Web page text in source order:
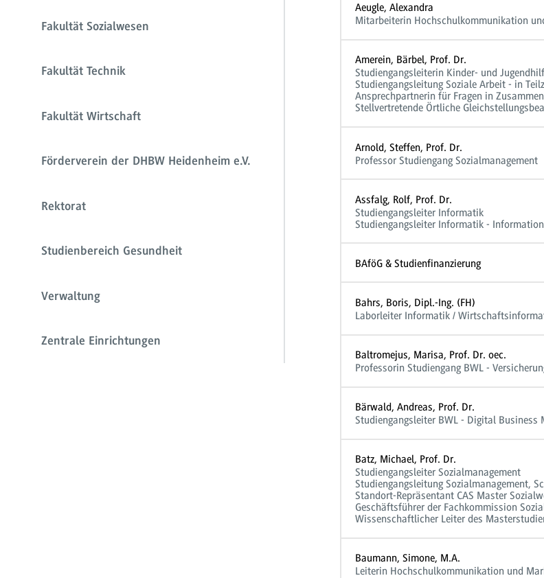
Fakultät Sozialwesen
Fakultät Technik
Fakultät Wirtschaft
Förderverein der DHBW Heidenheim e.V.
Rektorat
Studienbereich Gesundheit
Verwaltung
Zentrale Einrichtungen
Aeugle, Alexandra
Mitarbeiterin Hochschulkommunikation
Amerein, Bärbel, Prof. Dr.
Studiengangsleiterin Kinder- und
Studiengangsleitung Soziale Arbeit - in
Ansprechpartnerin für Fragen in
Stellvertretende Örtliche
Arnold, Steffen, Prof. Dr.
Professor Studiengang Sozialmanagement
Assfalg, Rolf, Prof. Dr.
Studiengangsleiter Informatik
Studiengangsleiter Informatik -
BAföG & Studienfinanzierung
Bahrs, Boris, Dipl.-Ing. (FH)
Laborleiter Informatik /
Baltromejus, Marisa, Prof. Dr. oec.
Professorin Studiengang BWL -
Bärwald, Andreas, Prof. Dr.
Studiengangsleiter BWL - Digital Business
Batz, Michael, Prof. Dr.
Studiengangsleiter Sozialmanagement
Studiengangsleitung Sozialmanagement,
Standort-Repräsentant CAS Master
Geschäftsführer der Fachkommission
Wissenschaftlicher Leiter des
Baumann, Simone, M.A.
Leiterin Hochschulkommunikation und